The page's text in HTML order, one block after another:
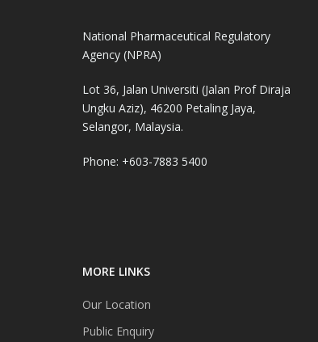
National Pharmaceutical Regulatory
Agency (NPRA)
Lot 36, Jalan Universiti (Jalan Prof Diraja
Ungku Aziz), 46200 Petaling Jaya,
Selangor, Malaysia.
Phone: +603-7883 5400
MORE LINKS
Our Location
Public Enquiry